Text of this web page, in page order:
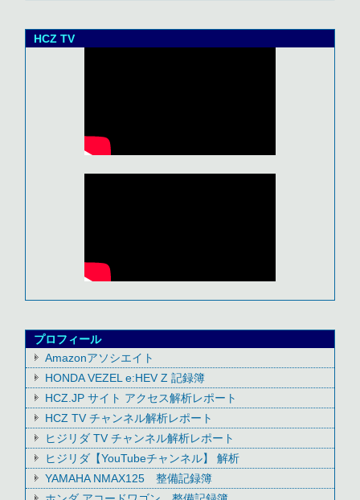
HCZ TV
プロフィール
Amazonアソシエイト
HONDA VEZEL e:HEV Z 記録簿
HCZ.JP サイト アクセス解析レポート
HCZ TV チャンネル解析レポート
ヒジリダ TV チャンネル解析レポート
ヒジリダ【YouTubeチャンネル】 解析
YAMAHA NMAX125 整備記録簿